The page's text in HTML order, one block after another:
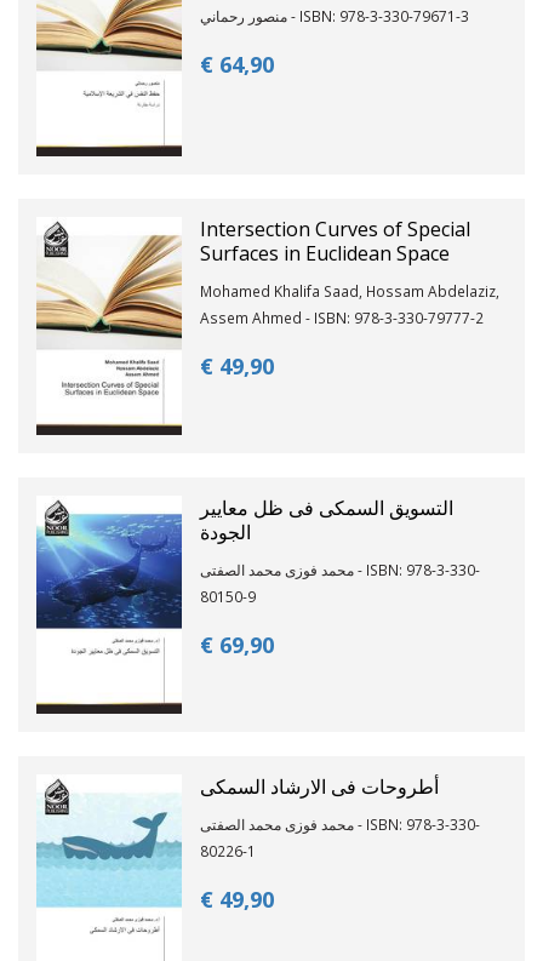
منصور رحماني - ISBN: 978-3-330-79671-3
€ 64,90
Intersection Curves of Special
Surfaces in Euclidean Space
Mohamed Khalifa Saad, Hossam Abdelaziz,
Assem Ahmed - ISBN: 978-3-330-79777-2
€ 49,90
التسويق السمكى فى ظل معايير
الجودة
محمد فوزى محمد الصفتى - ISBN: 978-3-330-
80150-9
€ 69,90
أطروحات فى الارشاد السمكى
محمد فوزى محمد الصفتى - ISBN: 978-3-330-
80226-1
€ 49,90